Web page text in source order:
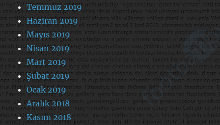
Temmuz 2019
Haziran 2019
Mayıs 2019
Nisan 2019
Mart 2019
Şubat 2019
Ocak 2019
Aralık 2018
Kasım 2018